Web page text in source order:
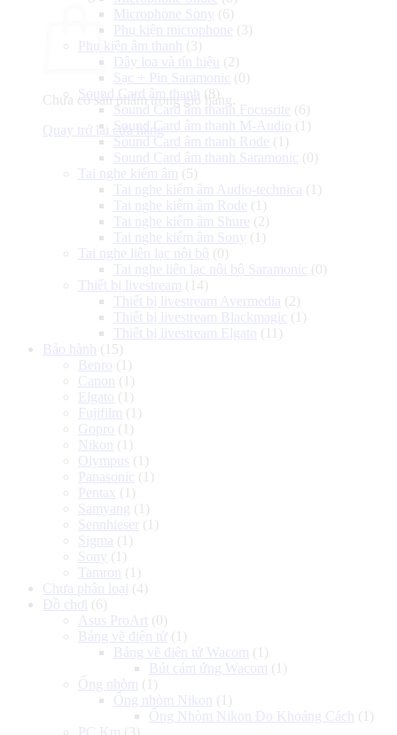
Chưa có sản phẩm trong giỏ hàng.
Quay trở lại cửa hàng
Microphone Sony (6)
Phụ kiện microphone (3)
Phụ kiện âm thanh
(3)
Dây loa và tín hiệu
(2)
Sạc + Pin Saramonic (0)
Sound Card âm thanh (8)
Sound Card âm thanh Focusrite (6)
Sound Card âm thanh M-Audio (1)
Sound Card âm thanh Rode (1)
Sound Card âm thanh Saramonic (0)
Tai nghe kiểm âm (5)
Tai nghe kiểm âm Audio-technica (1)
Tai nghe kiểm âm Rode (1)
Tai nghe kiểm âm Shure (2)
Tai nghe kiểm âm Sony (1)
Tai nghe liên lạc nội bộ (0)
Tai nghe liên lạc nội bộ Saramonic (0)
Thiết bị livestream (14)
Thiết bị livestream Avermedia (2)
Thiết bị livestream Blackmagic (1)
Thiết bị livestream Elgato (11)
Bảo hành
(15)
Benro (1)
Canon
(1)
Elgato (1)
Fujifilm (1)
Gopro (1)
Nikon
(1)
Olympus (1)
Panasonic (1)
Pentax (1)
Samyang (1)
Sennhieser
(1)
Sigma (1)
Sony (1)
Tamron
(1)
Chưa phân loại (4)
Đồ chơi (6)
Asus ProArt (0)
Bảng vẽ điện tử (1)
Bảng vẽ điện tử Wacom (1)
Bút cảm ứng Wacom (1)
Ống nhòm (1)
Ống nhòm Nikon
(1)
Ống Nhòm Nikon Đo Khoảng Cách
(1)
PC Km (3)